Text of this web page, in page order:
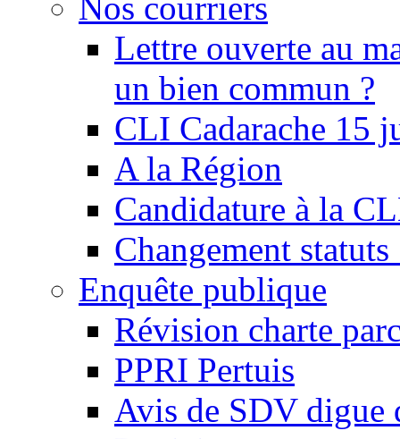
Nos courriers
Lettre ouverte au
un bien commun ?
CLI Cadarache 15
A la Région
Candidature à la
Changement
Enquête publique
Révision charte
PPRI Pertuis
Avis de SDV digue